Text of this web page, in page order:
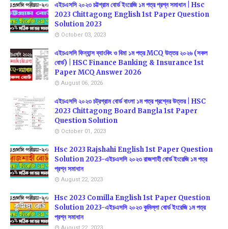
এইচএসসি ২০২৩ চট্টগ্রাম বোর্ড ইংরেজি ১ম পত্র প্রশ্ন সমাধান | Hsc
2023 Chittagong English 1st Paper Question
Solution 2023
October 03, 2023
এইচএসসি ফিন্যান্স ব্যাংকিং ও বিমা ১ম পত্র MCQ উত্তর ২০২৬ (সকল
বোর্ড) | HSC Finance Banking & Insurance 1st
Paper MCQ Answer 2026
August 06, 2026
এইচএসসি ২০২৩ চট্রগ্রাম বোর্ড বাংলা ১ম পত্র প্রশ্নের উত্তর | HSC
2023 Chittagong Board Bangla 1st Paper
Question Solution
October 01, 2023
Hsc 2023 Rajshahi English 1st Paper Question
Solution 2023-এইচএসসি ২০২৩ রাজশাহী বোর্ড ইংরেজি ১ম পত্র
প্রশ্ন সমাধান
August 22, 2023
Hsc 2023 Comilla English 1st Paper Question
Solution 2023-এইচএসসি ২০২৩ কুমিল্লা বোর্ড ইংরেজি ১ম পত্র
প্রশ্ন সমাধান